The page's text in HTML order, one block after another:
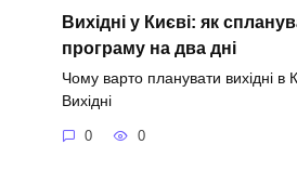
Вихідні у Києві: як
програму на два дні
Чому варто планувати вихідні в
Вихідні
0 0